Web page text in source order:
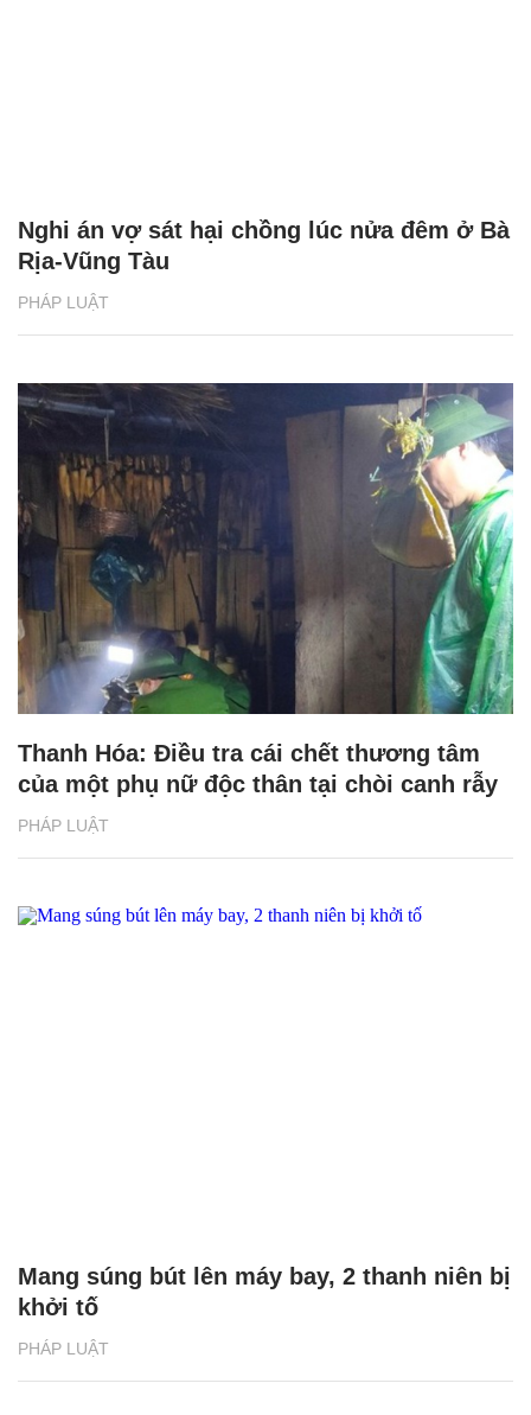
PHÁP LUẬT
Nghi án vợ sát hại chồng lúc nửa đêm ở Bà
Rịa-Vũng Tàu
PHÁP LUẬT
Thanh Hóa: Điều tra cái chết thương tâm
của một phụ nữ độc thân tại chòi canh rẫy
PHÁP LUẬT
Mang súng bút lên máy bay, 2 thanh niên bị
khởi tố